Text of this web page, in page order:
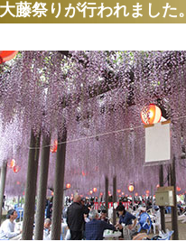
大藤祭りが行われました。